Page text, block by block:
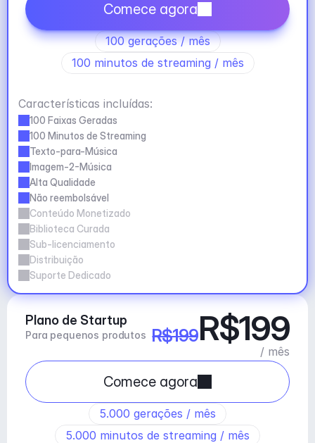
Comece agora
100 gerações / mês
100 minutos de streaming / mês
Características incluídas:
100 Faixas Geradas
100 Minutos de Streaming
Texto-para-Música
Imagem-2-Música
Alta Qualidade
Não reembolsável
Conteúdo Monetizado
Biblioteca Curada
Sub-licenciamento
Distribuição
Suporte Dedicado
Plano de Startup
Para pequenos produtos R$199R$199
/ mês
Comece agora
5.000 gerações / mês
5.000 minutos de streaming / mês